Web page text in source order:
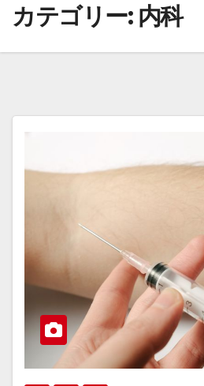
カテゴリー: 内科